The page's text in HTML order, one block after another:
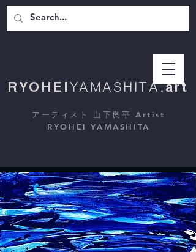
RYOHEI YAMASHITA.art
アーティスト 山下良平 Artist
RYOHEI YAMASHITA